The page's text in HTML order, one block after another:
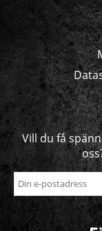
Vill du få